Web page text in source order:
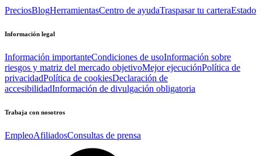
PreciosBlogHerramientasCentro de ayudaTraspasar tu carteraEstado
Información legal
Información importanteCondiciones de usoInformación sobre
riesgos y matriz del mercado objetivoMejor ejecuciónPolítica de
privacidadPolítica de cookiesDeclaración de
accesibilidadInformación de divulgación obligatoria
Trabaja con nosotros
EmpleoAfiliadosConsultas de prensa